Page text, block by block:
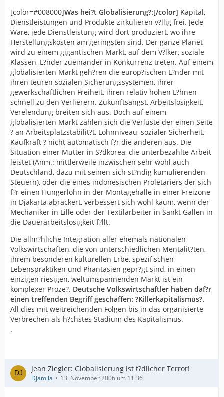
[color=#008000]Was hei?t Globalisierung?:[/color] Kapital,
Dienstleistungen und Produkte zirkulieren v?llig frei. Jede
Ware, jede Dienstleistung wird dort produziert, wo ihre
Herstellungskosten am geringsten sind. Der ganze Planet
wird zu einem gigantischen Markt, auf dem V?lker, soziale
Klassen, L?nder zueinander in Konkurrenz treten. Auf einem
globalisierten Markt geh?ren die europ?ischen L?nder mit
ihren teuren sozialen Sicherungssystemen, ihrer
gewerkschaftlichen Freiheit, ihren relativ hohen L?hnen
schnell zu den Verlierern. Zukunftsangst, Arbeitslosigkeit,
Verelendung breiten sich aus. Doch auf einem
globalisierten Markt zahlen sich die Verluste der einen Seite
? an Arbeitsplatzstabilit?t, Lohnniveau, sozialer Sicherheit,
Kaufkraft ? nicht automatisch f?r die anderen aus. Die
Situation einer Mutter in S?dkorea, die unterbezahlte Arbeit
leistet (Anm.: mittlerweile inzwischen sehr wohl auch
Deutschland, dazu mit seinen sich st?ndig kumulierenden
Steuern), oder die eines indonesischen Proletariers der sich
f?r einen Hungerlohn in der Montagehalle in einer Freizone
in Djakarta abrackert, verbessert sich wohl kaum, wenn der
Mechaniker in Lille oder der Textilarbeiter in Sankt Gallen in
die Dauerarbeitslosigkeit f?llt.
Die allm?hliche Integration aller ehemals nationalen
Volkswirtschaften, die von unterschiedlichen Mentalit?ten,
ihrem besonderen kulturellen Erbe, spezifischen
Lebenspraktiken und Phantasien gepr?gt sind, in einen
einzigen riesigen, weltumspannenden Markt ist ein
komplexer Proze?. Deutsche Volkswirtschaftler haben daf?r
einen treffenden Begriff geschaffen: ?Killerkapitalismus?.
All dies mit weitreichenden Folgen bis in das organisierte
Verbrechen als h?chstes Stadium des Kapitalismus.
.
Jean Ziegler: Globalisierung ist t?dlicher Terror!
Djamila 13. November 2006 um 11:36